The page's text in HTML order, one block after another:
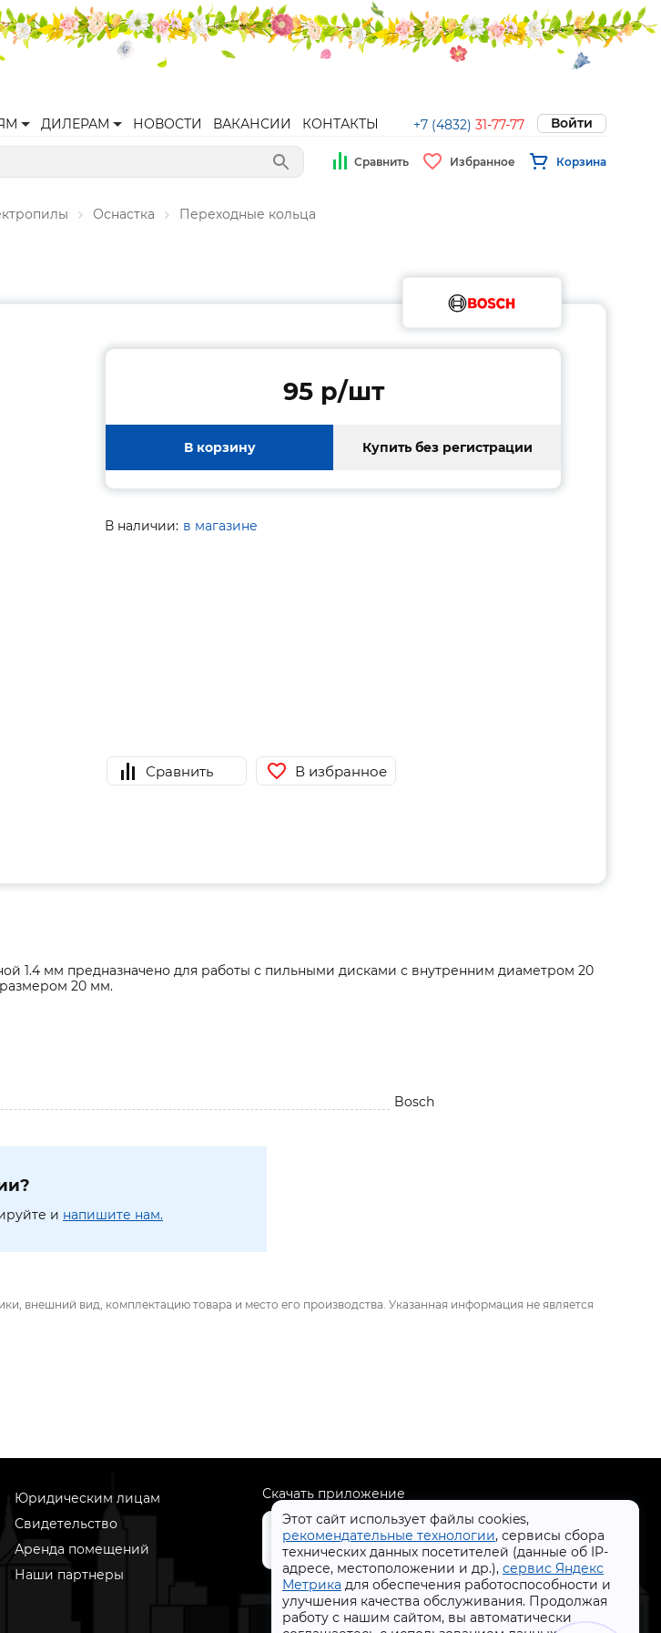
ДИЛЕРАМ НОВОСТИ ВАКАНСИИ КОНТАКТЫ +7 (4832) 31-77-77 Войти
Сравнить Избранное Корзина
Оснастка Переходные кольца
Этот сайт использует файлы cookies,
рекомендательные технологии, сервисы сбора
технических данных посетителей (данные об IP-
адресе, местоположении и др.), сервис Яндекс
Метрика для обеспечения работоспособности и
улучшения качества обслуживания. Продолжая
работу с нашим сайтом, вы автоматически
95 p/шт
В корзину Купить без регистрации
В наличии: в магазине
Сравнить В избранное
1.4 мм предназначено для работы с пильными дисками с внутренним диаметром 20
20 мм.
Bosch
и напишите нам.
внешний вид, комплектацию товара и место его производства. Указанная информация не является
Юридическим лицам
Свидетельство
Аренда помещений
Наши партнеры
Скачать приложение
+7 (4832) 31-77-77